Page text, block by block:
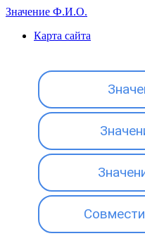
Значение Ф.И.О.
Карта сайта